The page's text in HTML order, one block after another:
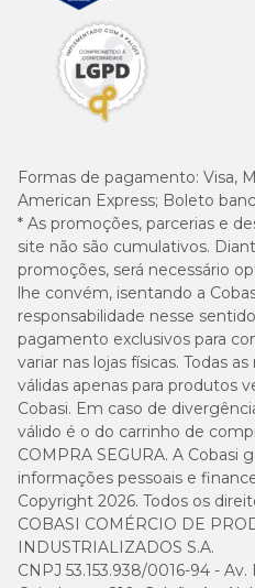
Formas de pagamento: Visa,
American Express; Boleto
* As promoções, parcerias e
site não são cumulativos.
promoções, será necessário
lhe convém, isentando a
responsabilidade nesse
pagamento exclusivos para
variar nas lojas físicas. Todas
válidas apenas para produtos
Cobasi. Em caso de
válido é o do carrinho de
COMPRA SEGURA. A Cobasi
informações pessoais e
Copyright 2026. Todos os
COBASI COMÉRCIO DE
INDUSTRIALIZADOS S.A.
CNPJ 53.153.938/0016-94 -